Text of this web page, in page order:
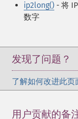
ip2long() - 将
数字
发现了问题？
了解如何改进此页
用户贡献的备